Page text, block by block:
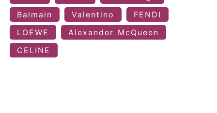
Balmain
Valentino
FENDI
LOEWE
Alexander McQueen
CELINE